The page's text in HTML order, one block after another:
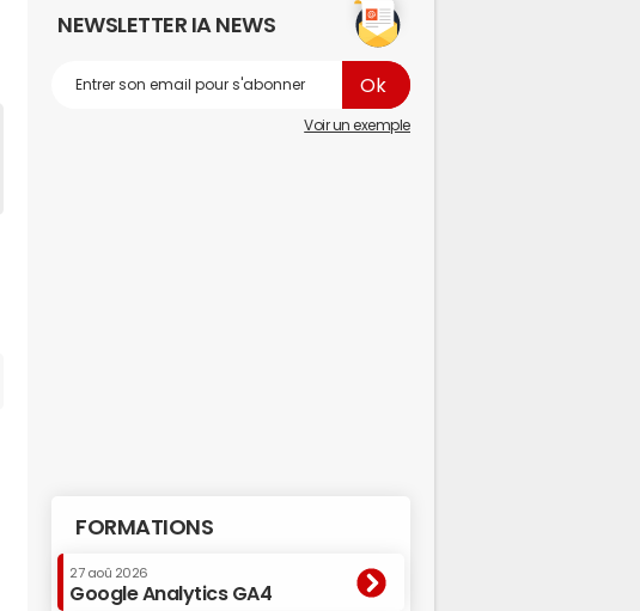
NEWSLETTER IA NEWS
Voir un exemple
FORMATIONS
27 aoû 2026
Google Analytics GA4